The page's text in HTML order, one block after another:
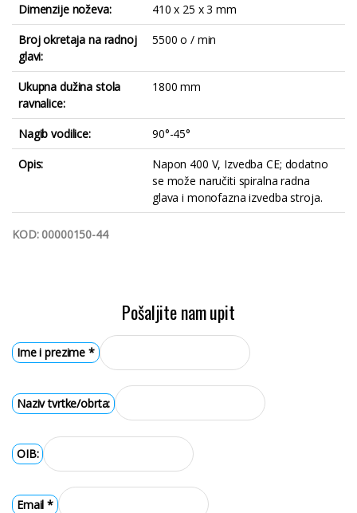
Dimenzije noževa:
410 x 25 x 3 mm
Broj okretaja na radnoj
glavi:
5500 o / min
Ukupna dužina stola
ravnalice:
1800 mm
Nagib vodilice:
90°-45°
Opis:
Napon 400 V, Izvedba CE; dodatno
se može naručiti spiralna radna
glava i monofazna izvedba stroja.
KOD: 00000150-44
Pošaljite nam upit
Ime i prezime*
Naziv tvrtke/obrta:
OIB:
Email*